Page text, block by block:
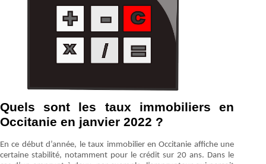
Quels sont les taux immobiliers en
Occitanie en janvier 2022 ?
En ce début d’année, le taux immobilier en Occitanie affiche une
certaine stabilité, notamment pour le crédit sur 20 ans. Dans le